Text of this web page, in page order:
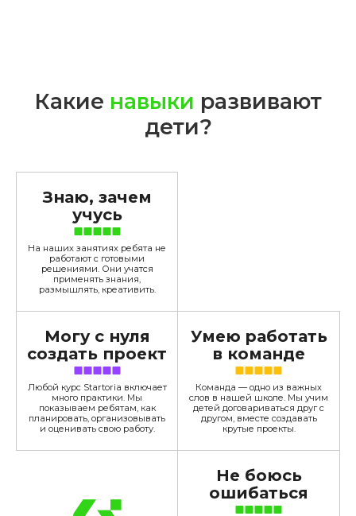
Какие навыки развивают
дети?
Знаю, зачем
учусь
На наших занятиях ребята не
работают с готовыми
решениями. Они учатся
применять знания,
размышлять, креативить.
Могу с нуля
создать проект
Любой курс Startoria включает
много практики. Мы
показываем ребятам, как
планировать, организовывать
и оценивать свою работу.
Умею работать
в команде
Команда — одно из важных
слов в нашей школе. Мы учим
детей договариваться друг с
другом, вместе создавать
крутые проекты.
Не боюсь
ошибаться